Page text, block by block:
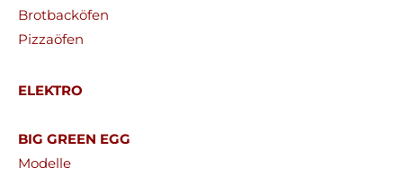
Brotbacköfen
Pizzaöfen
ELEKTRO
BIG GREEN EGG
Modelle